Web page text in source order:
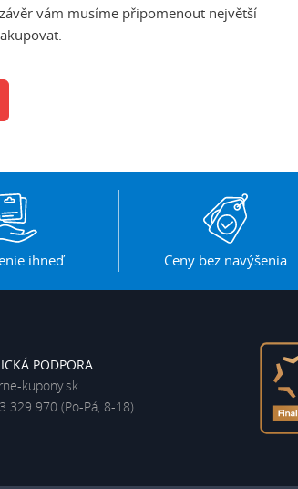
vám musíme připomenout největší
ihneď Ceny bez navýšenia
PODPORA
kupony.sk
329 970 (Po-Pá, 8-18)